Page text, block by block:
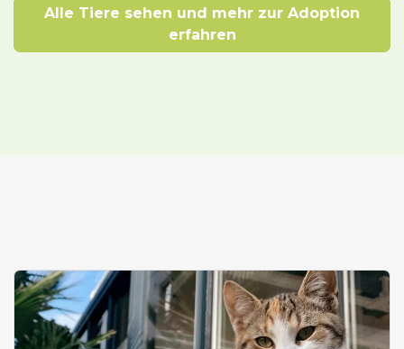
Alle Tiere sehen und mehr zur Adoption
erfahren